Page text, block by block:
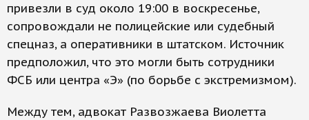
привезли в суд около 19:00 в воскресенье,
сопровождали не полицейские или судебный
спецназ, а оперативники в штатском. Источник
предположил, что это могли быть сотрудники
ФСБ или центра «Э» (по борьбе с экстремизмом).
Между тем, адвокат Развозжаева Виолетта